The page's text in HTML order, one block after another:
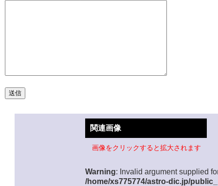
関連画像
画像をクリックすると拡大されます
Warning: Invalid argument supplied
/home/xs775774/astro-dic.jp/